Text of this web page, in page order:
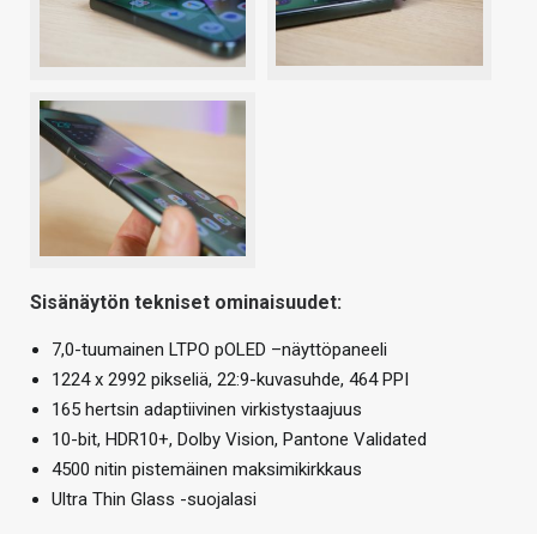
Sisänäytön tekniset ominaisuudet:
7,0-tuumainen LTPO pOLED –näyttöpaneeli
1224 x 2992 pikseliä, 22:9-kuvasuhde, 464 PPI
165 hertsin adaptiivinen virkistystaajuus
10-bit, HDR10+, Dolby Vision, Pantone Validated
4500 nitin pistemäinen maksimikirkkaus
Ultra Thin Glass -suojalasi